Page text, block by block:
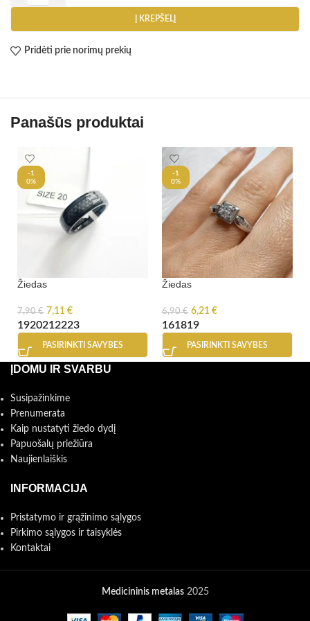
Į KREPŠELĮ
Pridėti prie norimų prekių
Panašūs produktai
-1
0%
Žiedas
7,90€ 7,11 €
1920212223
PASIRINKTI SAVYBES
-1
0%
Žiedas
6,90€ 6,21 €
161819
PASIRINKTI SAVYBES
ĮDOMU IR SVARBU
Susipažinkime
Prenumerata
Kaip nustatyti žiedo dydį
Papuošalų priežiūra
Naujienlaiškis
INFORMACIJA
Pristatymo ir grąžinimo sąlygos
Pirkimo sąlygos ir taisyklės
Kontaktai
Medicininis metalas2025